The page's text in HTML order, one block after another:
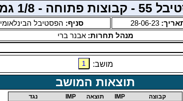
פתוחה - 1/8 גמר
28-06-23 סניף: הפסטיבל הבינלאומי
מנהל תחרות:אבנר ברי
מושב: 1
תוצאות המושב
קבוצה IMP תוצאה IMP נגד